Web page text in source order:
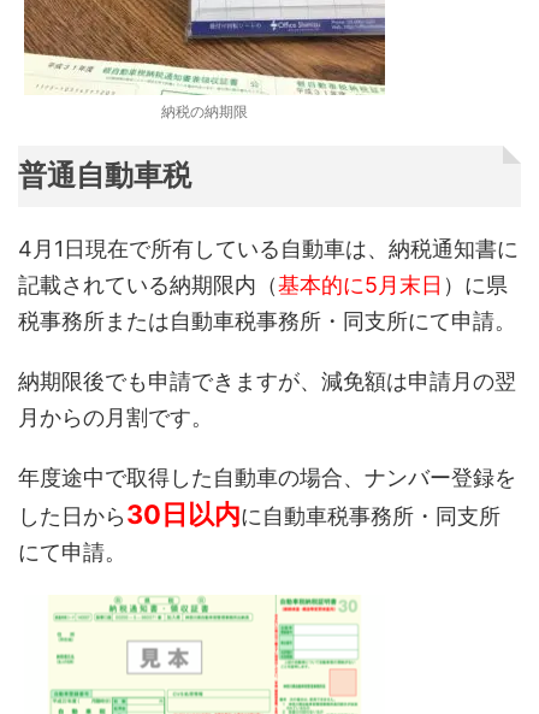
納税の納期限
普通自動車税
4月1日現在で所有している自動車は、納税通知書に
記載されている納期限内（基本的に5月末日 ）に県
税事務所または自動車税事務所・同支所にて申請。
納期限後でも申請できますが、減免額は申請月の翌
月からの月割です。
年度途中で取得した自動車の場合、ナンバー登録を
した日から30日以内に自動車税事務所・同支所
にて申請。